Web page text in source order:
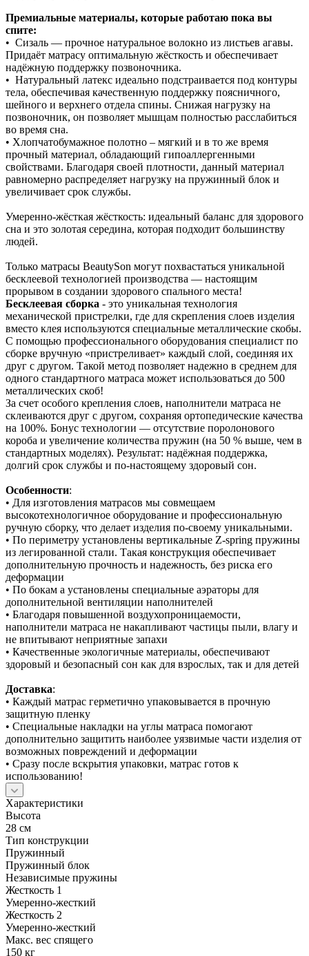
Премиальные материалы, которые работаю пока вы
спите:
• Сизаль — прочное натуральное волокно из листьев агавы.
Придаёт матрасу оптимальную жёсткость и обеспечивает
надёжную поддержку позвоночника.
• Натуральный латекс идеально подстраивается под контуры
тела, обеспечивая качественную поддержку поясничного,
шейного и верхнего отдела спины. Снижая нагрузку на
позвоночник, он позволяет мышцам полностью расслабиться
во время сна.
• Хлопчатобумажное полотно – мягкий и в то же время
прочный материал, обладающий гипоаллергенными
свойствами. Благодаря своей плотности, данный материал
равномерно распределяет нагрузку на пружинный блок и
увеличивает срок службы.
Умеренно‑жёсткая жёсткость: идеальный баланс для здорового
сна и это золотая середина, которая подходит большинству
людей.
Только матрасы BeautySon могут похвастаться уникальной
бесклеевой технологией производства — настоящим
прорывом в создании здорового спального места!
Бесклеевая сборка - это уникальная технология
механической пристрелки, где для скрепления слоев изделия
вместо клея используются специальные металлические скобы.
С помощью профессионального оборудования специалист по
сборке вручную «пристреливает» каждый слой, соединяя их
друг с другом. Такой метод позволяет надежно в среднем для
одного стандартного матраса может использоваться до 500
металлических скоб!
За счет особого крепления слоев, наполнители матраса не
склеиваются друг с другом, сохраняя ортопедические качества
на 100%. Бонус технологии — отсутствие поролонового
короба и увеличение количества пружин (на 50 % выше, чем в
стандартных моделях). Результат: надёжная поддержка,
долгий срок службы и по‑настоящему здоровый сон.
Особенности:
• Для изготовления матрасов мы совмещаем
высокотехнологичное оборудование и профессиональную
ручную сборку, что делает изделия по-своему уникальными.
• По периметру установлены вертикальные Z-spring пружины
из легированной стали. Такая конструкция обеспечивает
дополнительную прочность и надежность, без риска его
деформации
• По бокам а установлены специальные аэраторы для
дополнительной вентиляции наполнителей
• Благодаря повышенной воздухопроницаемости,
наполнители матраса не накапливают частицы пыли, влагу и
не впитывают неприятные запахи
• Качественные экологичные материалы, обеспечивают
здоровый и безопасный сон как для взрослых, так и для детей
Доставка:
• Каждый матрас герметично упаковывается в прочную
защитную пленку
• Специальные накладки на углы матраса помогают
дополнительно защитить наиболее уязвимые части изделия от
возможных повреждений и деформации
• Сразу после вскрытия упаковки, матрас готов к
использованию!
Характеристики
Высота
28 см
Тип конструкции
Пружинный
Пружинный блок
Независимые пружины
Жесткость 1
Умеренно-жесткий
Жесткость 2
Умеренно-жесткий
Макс. вес спящего
150 кг